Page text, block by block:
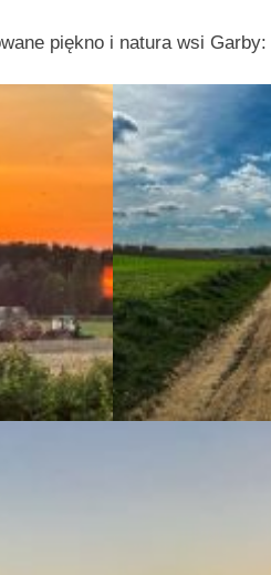
piękno i natura wsi Garby: